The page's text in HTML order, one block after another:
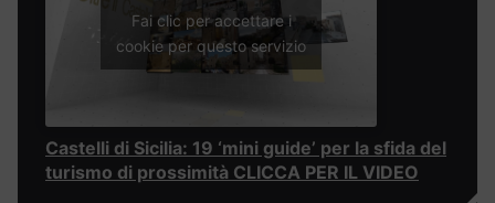
Fai clic per accettare i
cookie per questo servizio
Castelli di Sicilia: 19 ‘mini guide’ per la sfida del
turismo di prossimità CLICCA PER IL VIDEO